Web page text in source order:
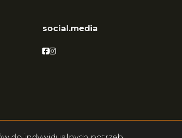
social.media
Facebook
Facebook